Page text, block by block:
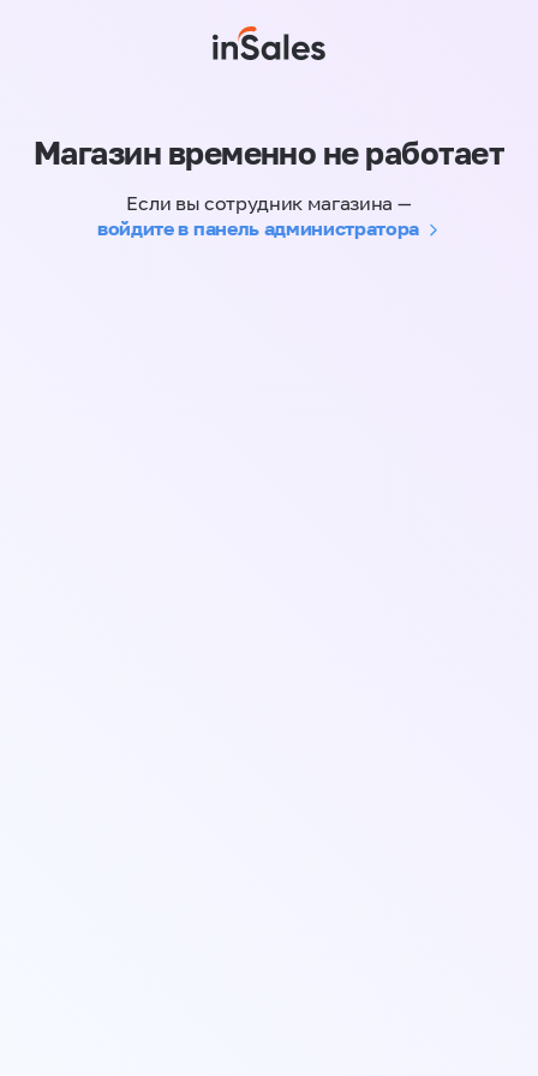
Магазин временно не работает
Если вы сотрудник магазина —
войдите в панель администратора